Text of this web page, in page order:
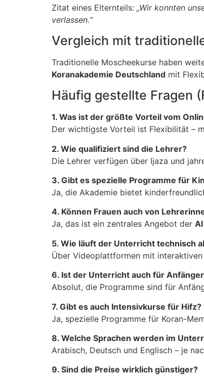
Zitat eines Elternteils: „Wir konnten
verlassen.“
Vergleich mit
Traditionelle Moscheekurse haben
Koranakademie Deutschland mit
Häufig gestellte Fragen
1. Was ist der größte Vorteil vom
Der wichtigste Vorteil ist Flexibilität –
2. Wie qualifiziert sind die Lehrer?
Die Lehrer verfügen über Ijaza und
3. Gibt es spezielle Programme für
Ja, die Akademie bietet
4. Können Frauen auch von
Ja, das ist ein zentrales Angebot der
5. Wie läuft der Unterricht technisch
Über Videoplattformen mit
6. Ist der Unterricht auch für
Absolut, die Programme sind für
7. Gibt es auch Intensivkurse für Hifz?
Ja, spezielle Programme für Koran-
8. Welche Sprachen werden im
Arabisch, Deutsch und Englisch – je
9. Sind die Preise wirklich günstiger?